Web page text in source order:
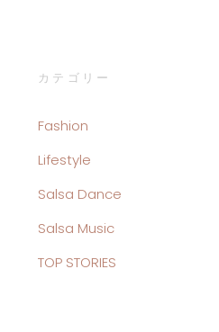
カテゴリー
Fashion
Lifestyle
Salsa Dance
Salsa Music
TOP STORIES